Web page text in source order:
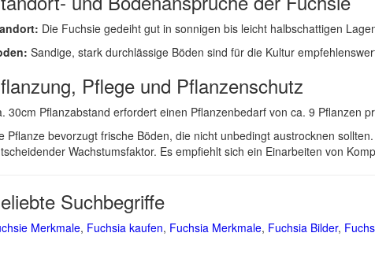
Die Fuchsie gedeiht gut in sonnigen bis leicht halbschattigen
Sandige, stark durchlässige Böden sind für die Kultur
Pflege und Pflanzenschutz
30cm Pflanzabstand erfordert einen Pflanzenbedarf von ca. 9 Pflanzen
Pflanze bevorzugt frische Böden, die nicht unbedingt austrocknen
Wachstumsfaktor. Es empfiehlt sich ein Einarbeiten von
Suchbegriffe
Merkmale, Fuchsia kaufen, Fuchsia Merkmale, Fuchsia Bilder,